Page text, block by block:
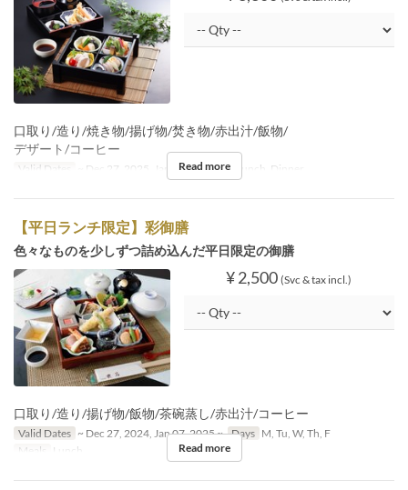
口取り/造り/焼き物/揚げ物/焚き物/赤出汁/飯物/
デザート/コーヒー
Valid Dates ~ Dec 27, 2025, Jan 05 ~ Meals Lunch, Dinner
Read more
【平日ランチ限定】彩御膳
色々なものを少しずつ詰め込んだ平日限定の御膳
¥ 2,500 (Svc & tax incl.)
口取り/造り/揚げ物/飯物/茶碗蒸し/赤出汁/コーヒー
Valid Dates ~ Dec 27, 2024, Jan 07, 2025 ~ Days M, Tu, W, Th, F
Meals
Lunch Read more